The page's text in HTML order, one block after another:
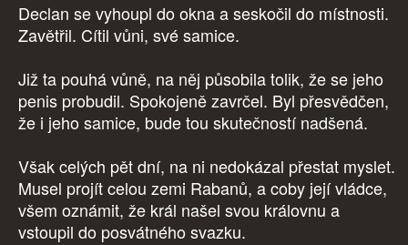
Declan se vyhoupl do okna a seskočil do místnosti.
Zavětřil. Cítil vůni, své samice.
Již ta pouhá vůně, na něj působila tolik, že se jeho
penis probudil. Spokojeně zavrčel. Byl přesvědčen,
že i jeho samice, bude tou skutečností nadšená.
Však celých pět dní, na ni nedokázal přestat myslet.
Musel projít celou zemi Rabanů, a coby její vládce,
všem oznámit, že král našel svou královnu a
vstoupil do posvátného svazku.